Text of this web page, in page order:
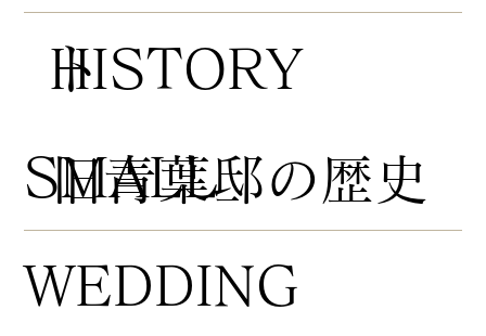
HISTORY
​旧青葉邸の歴史
ト
​SMALL
WEDDING